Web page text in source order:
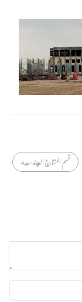
قسم المشاريع الهندسية